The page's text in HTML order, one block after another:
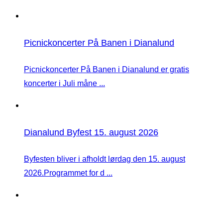
Picnickoncerter På Banen i Dianalund
Picnickoncerter På Banen i Dianalund er gratis
koncerter i Juli måne ...
Dianalund Byfest 15. august 2026
Byfesten bliver i afholdt lørdag den 15. august
2026.Programmet for d ...